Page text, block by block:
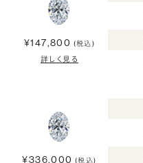
¥147,800 (税込)
詳しく見る
¥336,000 (税込)